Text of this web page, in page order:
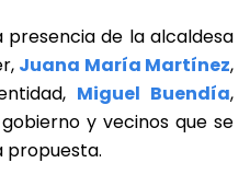
de la alcaldesa
Juana María Martínez,
Miguel Buendía,
y vecinos que se
propuesta.